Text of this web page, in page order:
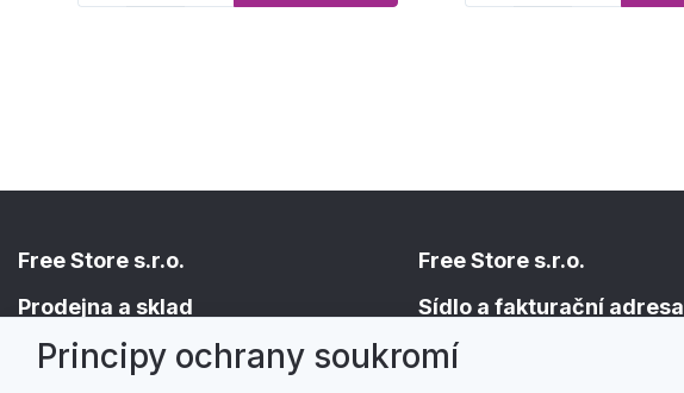
Free Store s.r.o.
Prodejna a sklad
Holická 156/49
Free Store s.r.o.
Sídlo a fakturační adresa
Hřbitovní 524/1
Principy ochrany soukromí